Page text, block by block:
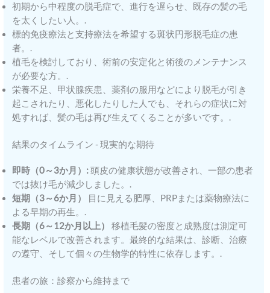
初期から中程度の脱毛症で、進行を遅らせ、既存の髪の毛
を太くしたい人。.
標的免疫療法と支持療法を希望する斑状円形脱毛症の患
者。.
植毛を検討しており、術前の安定化と術後のメンテナンス
が必要な方。.
栄養不足、甲状腺疾患、薬剤の服用などにより脱毛が引き
起こされたり、悪化したりした人でも、それらの症状に対
処すれば、髪の毛は再び生えてくることが多いです。.
結果のタイムライン - 現実的な期待
即時（0～3か月）:頭皮の健康状態が改善され、一部の患者
では抜け毛が減少しました。.
短期（3～6か月）
目に見える肥厚、PRPまたは薬物療法に
よる早期の再生。.
長期（6～12か月以上）
移植毛髪の密度と成熟度は測定可
能なレベルで改善されます。最終的な結果は、診断、治療
の遵守、そして個々の生物学的特性に依存します。.
患者の旅：診察から維持まで